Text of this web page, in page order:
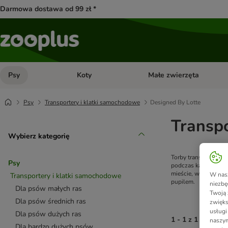
Darmowa dostawa od 99 zł *
Psy Otwórz menu kategorii: Psy
Koty Otwórz menu kategorii: Koty
Małe zwierzęta
Psy Transportery i klatki samochodowe Designed By Lotte
Wybierz kategorię
Psy
Transportery i klatki samochodowe
Dla psów małych ras
Dla psów średnich ras
Dla psów dużych ras
Torby transportowe
podczas każdej
mieście, wizyty u
pupilem.
1 - 1 z 1
W
Twoją